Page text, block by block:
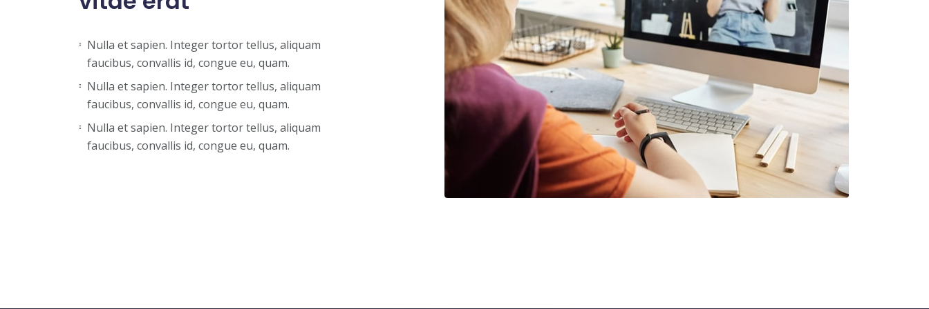
Nulla et sapien. Integer tortor tellus, aliquam
faucibus, convallis id, congue eu, quam.
Nulla et sapien. Integer tortor tellus, aliquam
faucibus, convallis id, congue eu, quam.
Nulla et sapien. Integer tortor tellus, aliquam
faucibus, convallis id, congue eu, quam.